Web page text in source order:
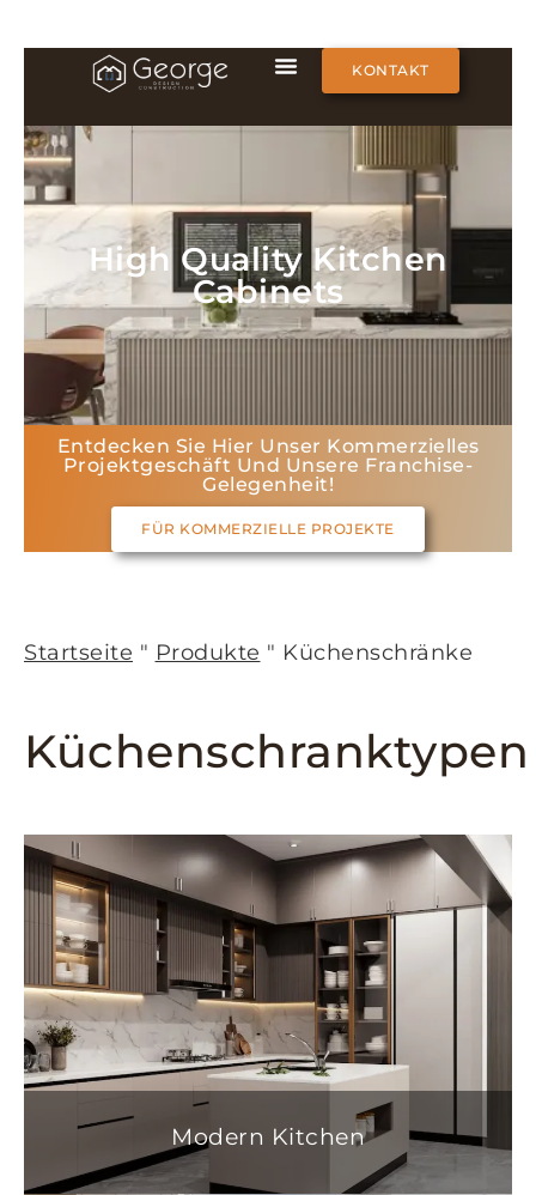
KONTAKT
High Quality Kitchen
Cabinets
Entdecken Sie Hier Unser Kommerzielles
Projektgeschäft Und Unsere Franchise-
Gelegenheit!
FÜR KOMMERZIELLE PROJEKTE
Startseite " Produkte " Küchenschränke
Küchenschranktypen
Modern Kitchen